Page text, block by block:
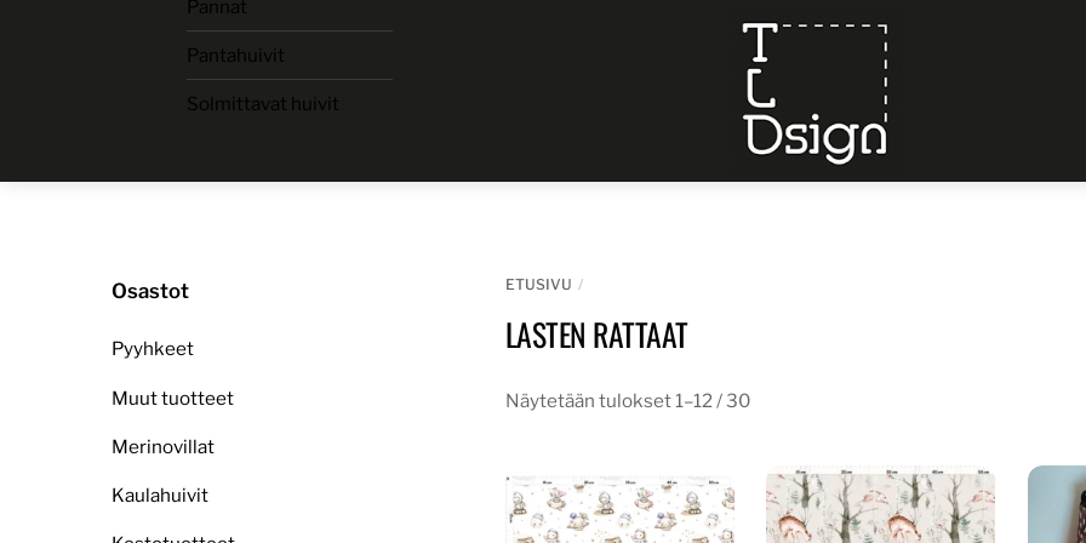
Pannat
Pantahuivit
Solmittavat huivit
ETUSIVU
LASTEN RATTAAT
Näytetään tulokset 1–12 / 30
Osastot
Pyyhkeet
Muut tuotteet
Merinovillat
Kaulahuivit